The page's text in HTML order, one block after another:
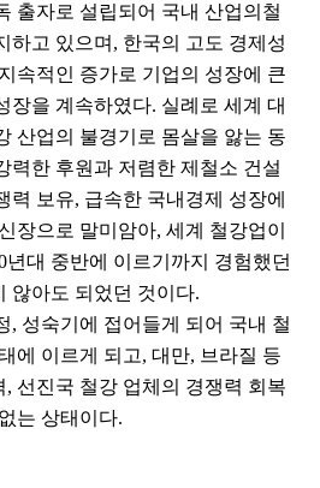
출자로 설립되어 국내 산업의철
하고 있으며, 한국의 고도 경제성
속적인 증가로 기업의 성장에 큰
장을 계속하였다. 실례로 세계 대
산업의 불경기로 몸살을 앓는 동
력한 후원과 저렴한 제철소 건설
력 보유, 급속한 국내경제 성장에
장으로 말미암아, 세계 철강업이
년대 중반에 이르기까지 경험했던
않아도 되었던 것이다.
, 성숙기에 접어들게 되어 국내 철
에 이르게 되고, 대만, 브라질 등
선진국 철강 업체의 경쟁력 회복
는 상태이다.